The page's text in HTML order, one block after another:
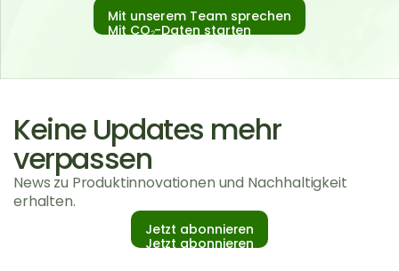
Mit unserem Team sprechen
Mit CO₂-Daten starten
Keine Updates mehr
verpassen
News zu Produktinnovationen und Nachhaltigkeit
erhalten.
Jetzt abonnieren
Jetzt abonnieren